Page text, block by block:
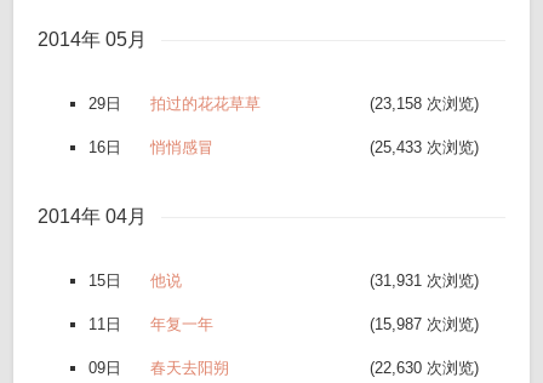
2014年 05月
29日 拍过的花花草草 (23,158 次浏览)
16日 悄悄感冒 (25,433 次浏览)
2014年 04月
15日 他说 (31,931 次浏览)
11日 年复一年 (15,987 次浏览)
09日 春天去阳朔 (22,630 次浏览)